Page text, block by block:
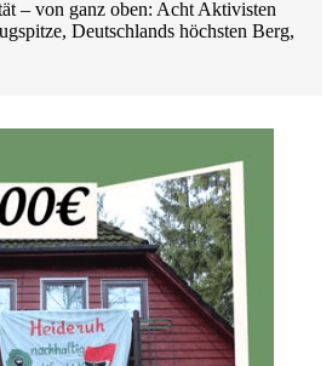
– von ganz oben: Acht Aktivisten
Deutschlands höchsten Berg,